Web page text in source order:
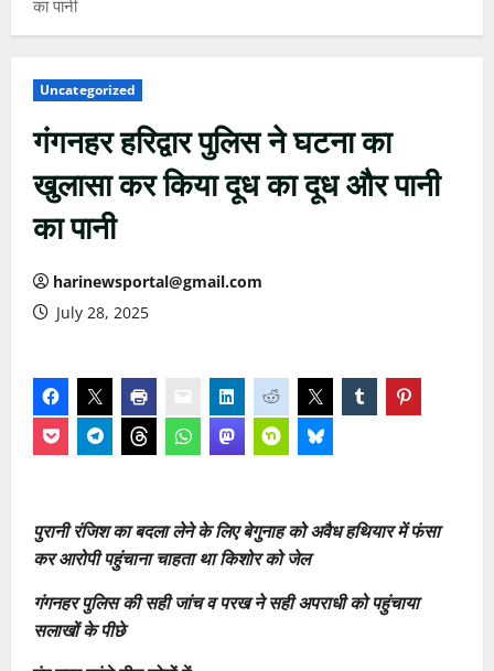
का पानी
Uncategorized
गंगनहर हरिद्वार पुलिस ने घटना का
खुलासा कर किया दूध का दूध और पानी
का पानी
harinewsportal@gmail.com
July 28, 2025
पुरानी रंजिश का बदला लेने के लिए बेगुनाह को अवैध हथियार में फंसा
कर आरोपी पहुंचाना चाहता था किशोर कोजेल
गंगनहर पुलिस की सही जांच व परख ने सही अपराधी को पहुंचाया
सलाखों के पीछे